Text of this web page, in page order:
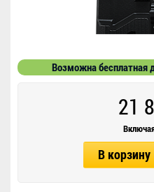
Возможна бесплатная
21
В корзину